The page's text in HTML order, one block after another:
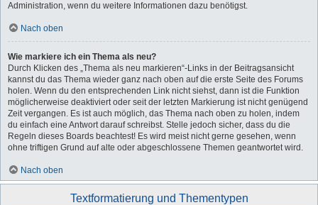
Administration, wenn du weitere Informationen dazu benötigst.
Nach oben
Wie markiere ich ein Thema als neu?
Durch Klicken des „Thema als neu markieren“-Links in der Beitragsansicht
kannst du das Thema wieder ganz nach oben auf die erste Seite des Forums
holen. Wenn du den entsprechenden Link nicht siehst, dann ist die Funktion
möglicherweise deaktiviert oder seit der letzten Markierung ist nicht genügend
Zeit vergangen. Es ist auch möglich, das Thema nach oben zu holen, indem
du einfach eine Antwort darauf schreibst. Stelle jedoch sicher, dass du die
Regeln dieses Boards beachtest! Es wird meist nicht gerne gesehen, wenn
ohne triftigen Grund auf alte oder abgeschlossene Themen geantwortet wird.
Nach oben
Textformatierung und Thementypen